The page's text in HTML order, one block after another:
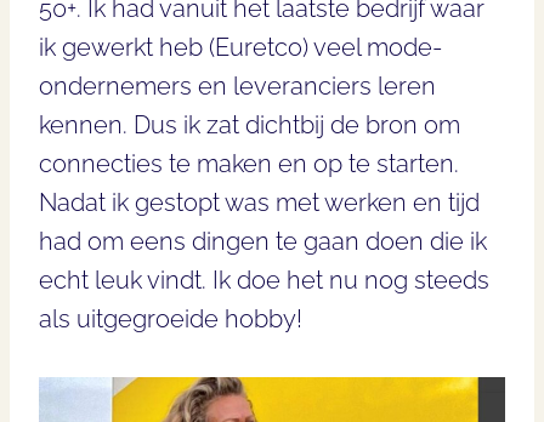
50+. Ik had vanuit het laatste bedrijf waar
ik gewerkt heb (Euretco) veel mode-
ondernemers en leveranciers leren
kennen. Dus ik zat dichtbij de bron om
connecties te maken en op te starten.
Nadat ik gestopt was met werken en tijd
had om eens dingen te gaan doen die ik
echt leuk vindt. Ik doe het nu nog steeds
als uitgegroeide hobby!